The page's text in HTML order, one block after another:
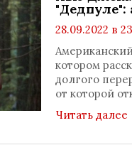
"Дедпуле":
28.09.2022 в
котором
долгого
от которой
Читать далее